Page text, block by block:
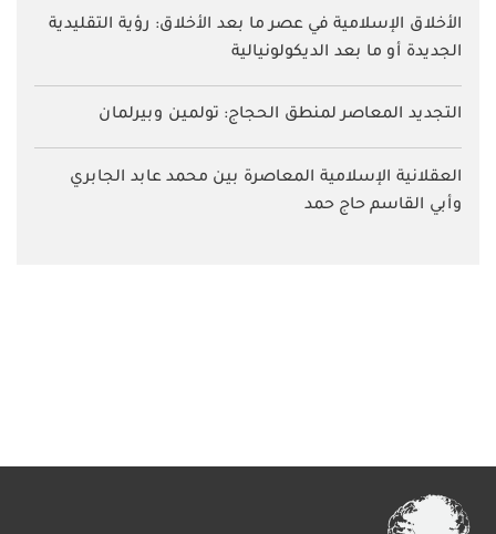
الأخلاق الإسلامية في عصر ما بعد الأخلاق: رؤية التقليدية
الجديدة أو ما بعد الديكولونيالية
التجديد المعاصر لمنطق الحجاج: تولمين وبيرلمان
العقلانية الإسلامية المعاصرة بين محمد عابد الجابري
وأبي القاسم حاج حمد